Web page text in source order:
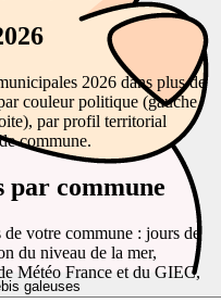
galeuses
2026 dans plus de
couleur politique (gauche,
par profil territorial
commune.
par commune
votre commune : jours de
du niveau de la mer,
Météo France et du GIEC,